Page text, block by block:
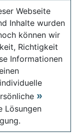
Webseite
Inhalte wurden
können wir
Richtigkeit
Informationen
Lösungen